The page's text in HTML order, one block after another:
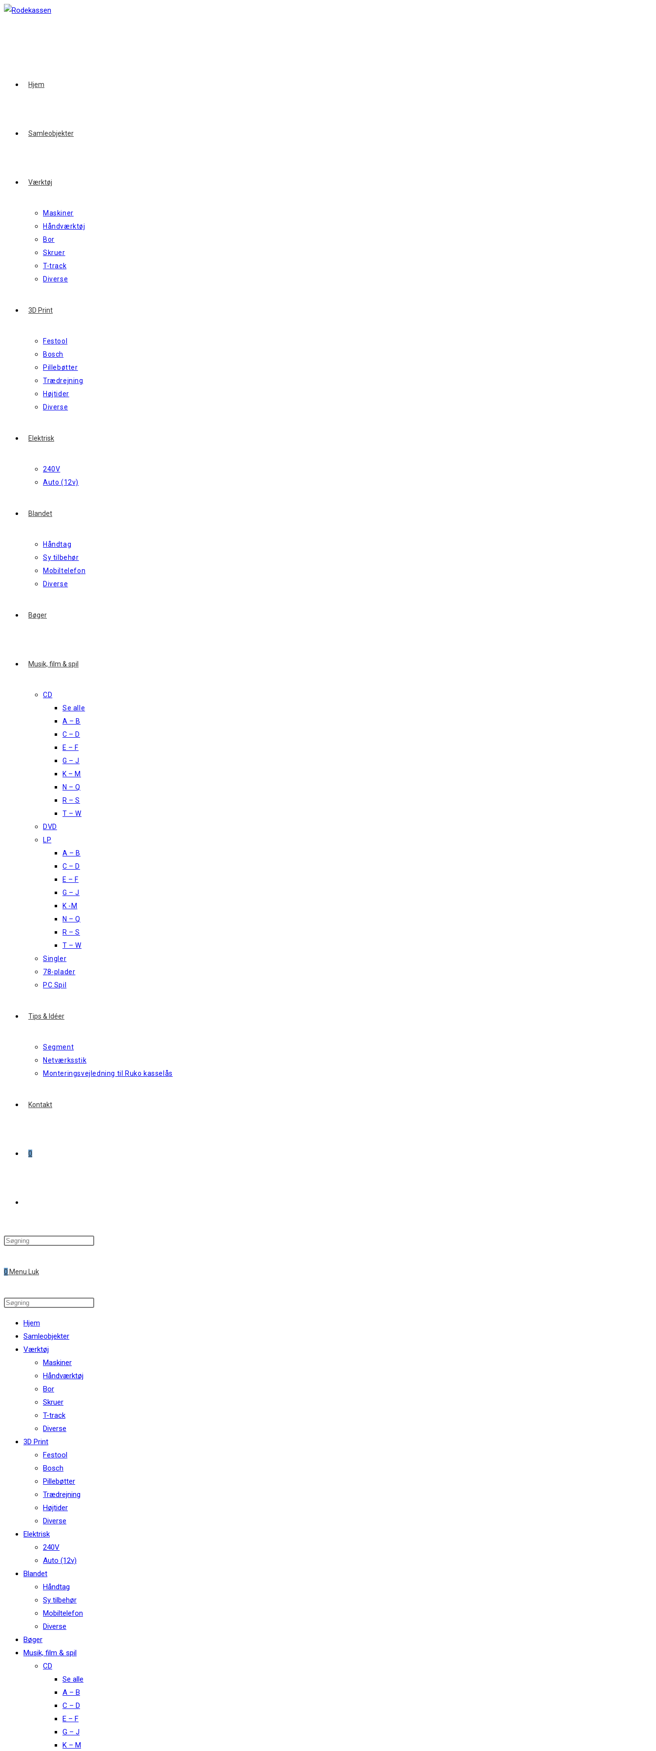
Skip
Hjem
Samleobjekter
Værktøj
Maskiner
Håndværktøj
Bor
Skruer
T-track
Diverse
3D Print
Festool
Bosch
Pillebøtter
Trædrejning
Højtider
Diverse
Elektrisk
240V
Auto (12v)
Blandet
Håndtag
Sy tilbehør
Mobiltelefon
Diverse
Bøger
Musik, film & spil
CD
Se alle
A – B
C – D
E – F
G – J
K – M
N – Q
R – S
T – W
DVD
LP
A – B
C – D
E – F
G – J
K -M
N – Q
R – S
T – W
Singler
78-plader
PC Spil
Tips & Idéer
Segment
Netværksstik
Monteringsvejledning til Ruko kasselås
Kontakt
0
search
0 Menu Luk
Search
website
Hjem
Samleobjekter
Værktøj
Maskiner
Håndværktøj
Bor
Skruer
T-track
Diverse
3D Print
Festool
Bosch
Pillebøtter
Trædrejning
Højtider
Diverse
Elektrisk
240V
Auto (12v)
Blandet
Håndtag
Sy tilbehør
Mobiltelefon
Diverse
Bøger
Musik, film & spil
CD
Se alle
A – B
C – D
E – F
G – J
K – M